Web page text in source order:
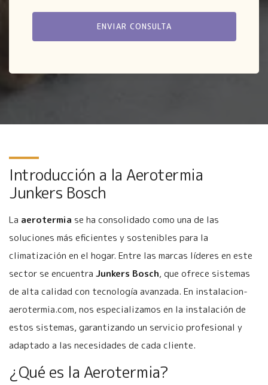
Introducción a la Aerotermia
Junkers Bosch
La aerotermia se ha consolidado como una de las
soluciones más eficientes y sostenibles para la
climatización en el hogar. Entre las marcas líderes en este
sector se encuentra Junkers Bosch, que ofrece sistemas
de alta calidad con tecnología avanzada. En instalacion-
aerotermia.com, nos especializamos en la instalación de
estos sistemas, garantizando un servicio profesional y
adaptado a las necesidades de cada cliente.
¿Qué es la Aerotermia?